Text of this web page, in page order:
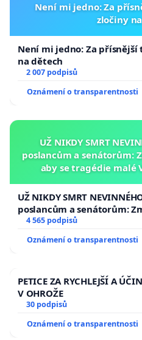
Není mi jedno: Za
zločiny
Není mi jedno: Za
na dětech
2 007 podpisů
Oznámení o transparentnosti
UŽ NIKDY SMRT
poslancům a senátorům:
aby se tragédie malé
UŽ NIKDY SMRT
poslancům a senátorům:
aby se tragédie malé
4 565 podpisů
Oznámení o transparentnosti
PETICE ZA RYCHLEJŠÍ A
V OHROŽE
30 podpisů
Oznámení o transparentnosti